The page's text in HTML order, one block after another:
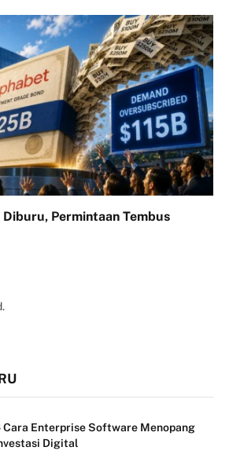
Permintaan Tembus
Cara Enterprise Software Menopang
Digital